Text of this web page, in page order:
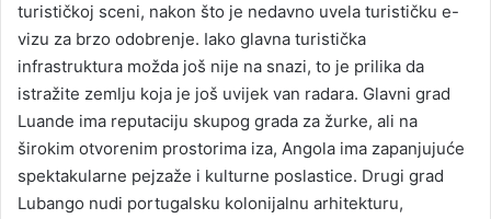
turističkoj sceni, nakon što je nedavno uvela turističku e-
vizu za brzo odobrenje. Iako glavna turistička
infrastruktura možda još nije na snazi, to je prilika da
istražite zemlju koja je još uvijek van radara. Glavni grad
Luande ima reputaciju skupog grada za žurke, ali na
širokim otvorenim prostorima iza, Angola ima zapanjujuće
spektakularne pejzaže i kulturne poslastice. Drugi grad
Lubango nudi portugalsku kolonijalnu arhitekturu,